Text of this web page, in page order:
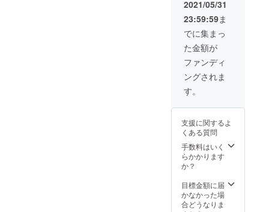
いては
別途担
当者ま
でご相
談くだ
さい。
※レセプ
ション
パー
開催を
予定し
ており
ます。
※コロナ
禍の影
催日時
が定
まって
てくだ
さい。
きま
す。 ※
レセプ
ション
パー
ティー
は6月頃
ており
ます。
※コロナ
禍の影
響によ
り、開
まって
おりま
せん
に
「prese
nt by
◎◎」
とお名
前を記
載！ ※
書き方
変更の
ござい
ます。
※表記す
る名称
企業名
などな
んでも
2021/05/31
23:59:59ま
でに集まっ
た金額が
ファンディ
ングされま
す。
支援に関するよ
くある質問
手数料はいく
らかかります
か？
目標金額に届
かなかった場
合どうなりま